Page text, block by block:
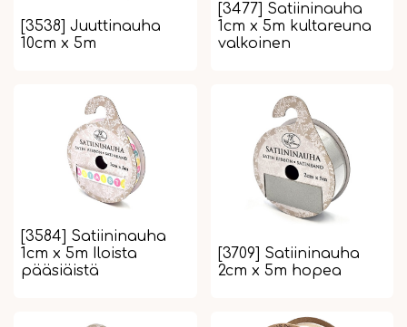
[3538] Juuttinauha
10cm x 5m
[3477] Satiininauha
1cm x 5m kultareuna
valkoinen
[3584] Satiininauha
1cm x 5m Iloista
pääsiäistä
[3709] Satiininauha
2cm x 5m hopea